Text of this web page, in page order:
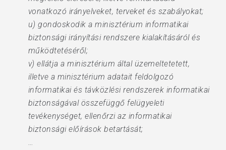
vonatkozó irányelveket, terveket és szabályokat;
u) gondoskodik a minisztérium informatikai
biztonsági irányítási rendszere kialakításáról és
működtetéséről;
v) ellátja a minisztérium által üzemeltetetett,
illetve a minisztérium adatait feldolgozó
informatikai és távközlési rendszerek informatikai
biztonságával összefüggő felügyeleti
tevékenységet, ellenőrzi az informatikai
biztonsági előírások betartását;
…